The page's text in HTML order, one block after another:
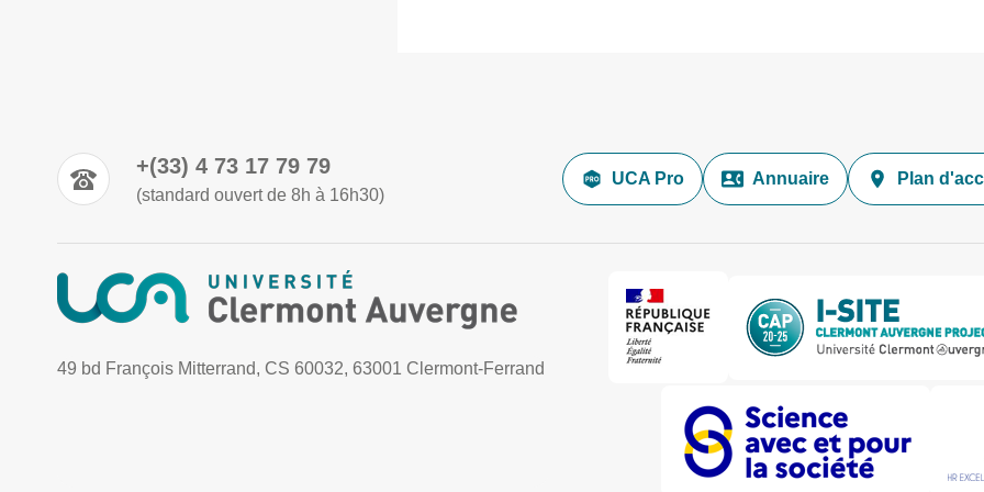
+(33) 4 73 17 79 79
(standard ouvert de 8h à 16h30)
UCA Pro Annuaire Plan
49 bd François Mitterrand, CS 60032, 63001 Clermont-Ferrand